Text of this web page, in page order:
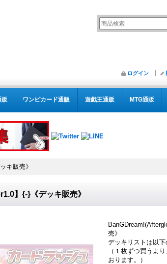
ログイン
販 ワンピカード通販 遊戯王通販 MTG通販
キ販売》
】{-}《デッキ販売》
売》
デッキリストは以
（１枚ずつ買うよ
おります。）